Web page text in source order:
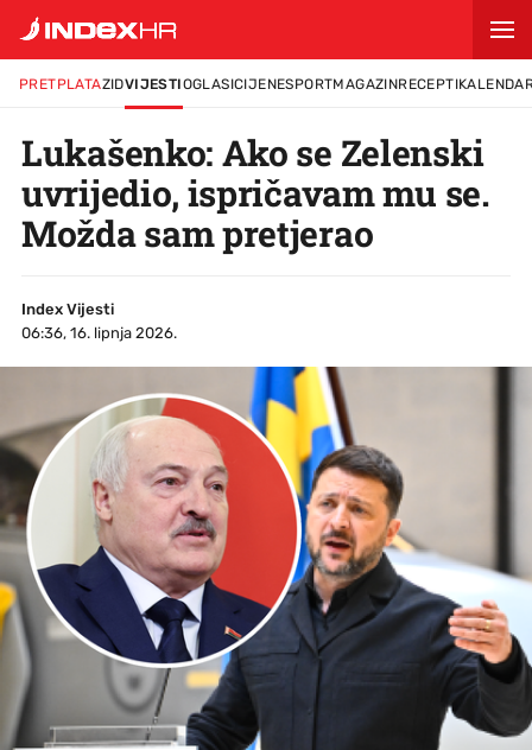
PRETPLATAZIDVIJESTIOGLASICIJENESPORTMAGAZINRECEPTI
Lukašenko: Ako se Zelenski
uvrijedio, ispričavam mu se.
Možda sam pretjerao
Index Vijesti
06:36, 16. lipnja 2026.